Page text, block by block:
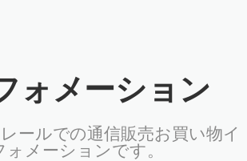
ォメーション
ールでの通信販売お買い物イ
ォメーションです。